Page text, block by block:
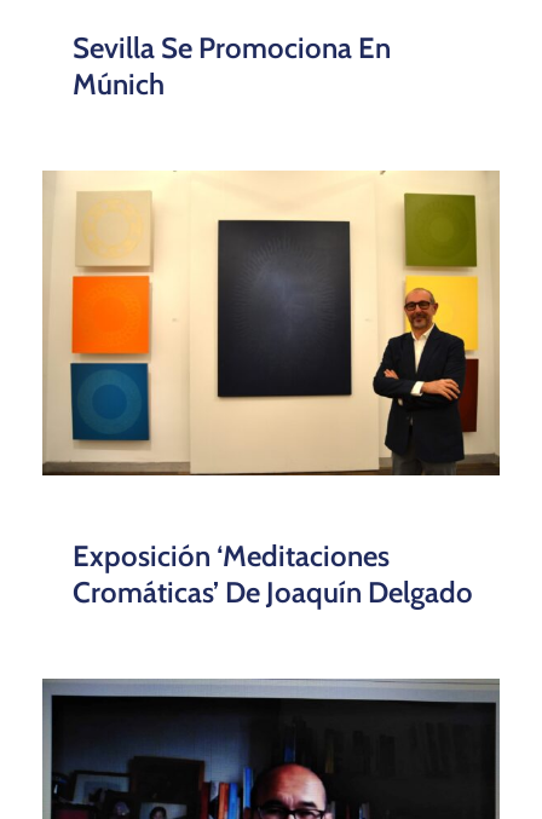
Sevilla Se Promociona En
Múnich
Exposición ‘Meditaciones
Cromáticas’ De Joaquín Delgado